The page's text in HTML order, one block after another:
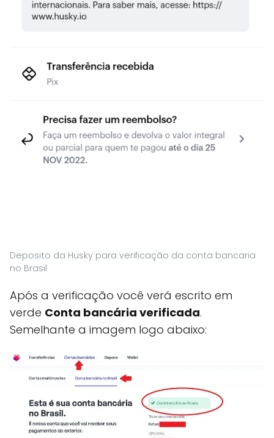
Deposito da Husky para verificação da conta bancaria
no Brasil
Após a verificação você verá escrito em
verde Conta bancária verificada.
Semelhante a imagem logo abaixo: